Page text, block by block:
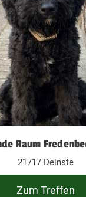
Raum
21717 Deinste
Zum Treffen